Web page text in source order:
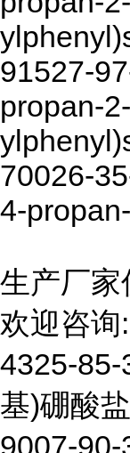
91527-
propan-2-
70026-
4-
生产厂家
欢迎咨询:
4325-85-
基)硼酸盐
9007-90-